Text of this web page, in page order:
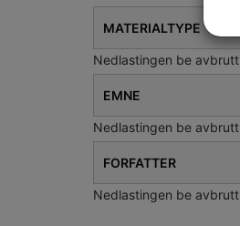
MATERIALTYPE
Nedlastingen be avbrutt
EMNE
Nedlastingen be avbrutt
FORFATTER
Nedlastingen be avbrutt